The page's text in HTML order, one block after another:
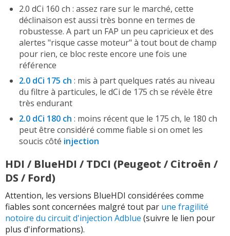
2.0 dCi 160 ch : assez rare sur le marché, cette
déclinaison est aussi très bonne en termes de
robustesse. A part un FAP un peu capricieux et des
alertes "risque casse moteur" à tout bout de champ
pour rien, ce bloc reste encore une fois une
référence
2.0 dCi 175 ch : mis à part quelques ratés au niveau
du filtre à particules, le dCi de 175 ch se révèle être
très endurant
2.0 dCi 180 ch : moins récent que le 175 ch, le 180 ch
peut être considéré comme fiable si on omet les
soucis côté injection
HDI / BlueHDI / TDCI (Peugeot / Citroën /
DS / Ford)
Attention, les versions BlueHDI considérées comme
fiables sont concernées malgré tout par une fragilité
notoire du circuit d'injection Adblue (suivre le lien pour
plus d'informations).